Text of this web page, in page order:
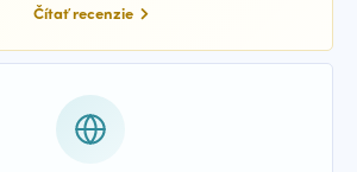
Čítať recenzie